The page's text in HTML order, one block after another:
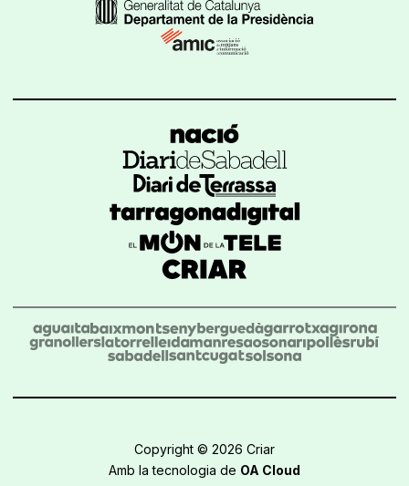
Copyright © 2026 Criar
Amb la tecnologia de OA Cloud